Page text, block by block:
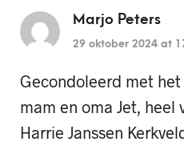
Marjo Peters
29 oktober 2024 at
Gecondoleerd met
mam en oma Jet,
Harrie Janssen